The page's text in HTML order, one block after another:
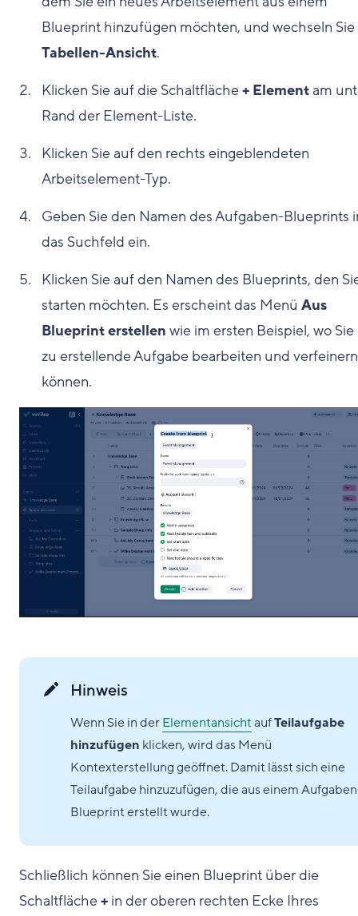
Blueprint hinzufügen möchten, und wechseln Sie
Tabellen-Ansicht.
Klicken Sie auf die Schaltfläche+ Elementam
Rand der Element-Liste.
Klicken Sie auf den rechts eingeblendeten
Arbeitselement-Typ.
Geben Sie den Namen des Aufgaben-Blueprints
das Suchfeld ein.
Klicken Sie auf den Namen des Blueprints, den
starten möchten. Es erscheint das Menü Aus
Blueprint erstellen wie im ersten Beispiel, wo
zu erstellende Aufgabe bearbeiten und verfeinern
können.
Hinweis
Wenn Sie in derElementansichtaufTeilaufgabe
hinzufügen klicken, wird das Menü
Kontexterstellung geöffnet. Damit lässt sich eine
Teilaufgabe hinzuzufügen, die aus einem
Blueprint erstellt wurde.
Schließlich können Sie einen Blueprint über die
Schaltfläche+ in der oberen rechten Ecke Ihres